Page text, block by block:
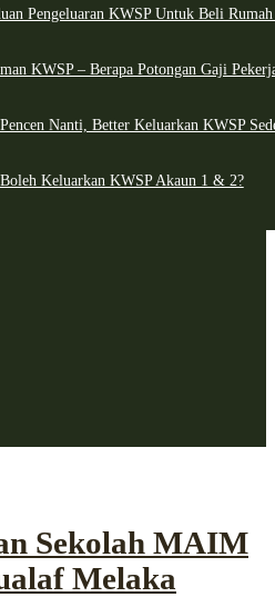
Pengeluaran KWSP Untuk Beli
KWSP – Berapa Potongan Gaji
Nanti, Better Keluarkan KWSP
Keluarkan KWSP Akaun 1 & 2?
Sekolah MAIM
Melaka